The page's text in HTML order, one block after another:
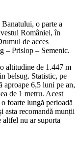
o parte a
României, în
de acces
– Prislop – Semenic.
altitudine de 1.447 m
belsug. Statistic, pe
aproape 6,5 luni pe an,
de 1 metru. Acest
foarte lungă perioadă
asta recomandă munții
nu ar suporta